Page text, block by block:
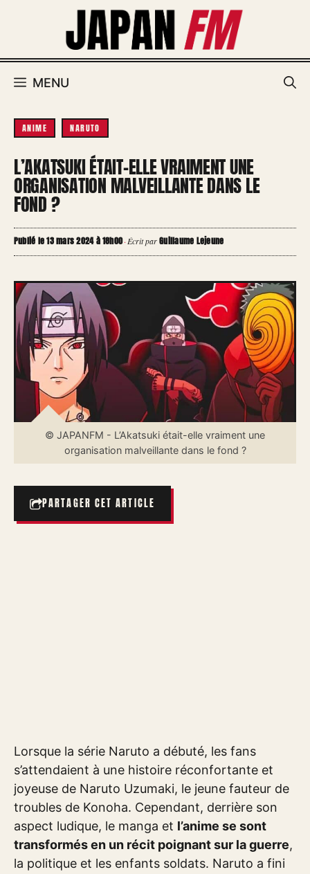
MENU
ANIME NARUTO
L’AKATSUKI ÉTAIT-ELLE VRAIMENT UNE
ORGANISATION MALVEILLANTE DANS LE
FOND ?
Publié le 13 mars 2024 à 18h00·Écrit parGuillaume Lejeune
© JAPANFM - L’Akatsuki était-elle vraiment une
organisation malveillante dans le fond ?
PARTAGER CET ARTICLE
Lorsque la série Naruto a débuté, les fans
s’attendaient à une histoire réconfortante et
joyeuse de Naruto Uzumaki, le jeune fauteur de
troubles de Konoha. Cependant, derrière son
aspect ludique, le manga et l’anime se sont
transformés en un récit poignant sur la guerre,
la politique et les enfants soldats. Naruto a fini